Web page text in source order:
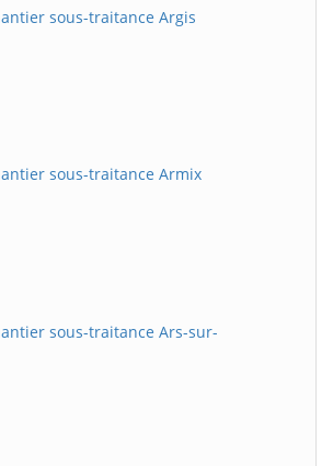
sous-traitance Argis
sous-traitance Armix
sous-traitance Ars-sur-